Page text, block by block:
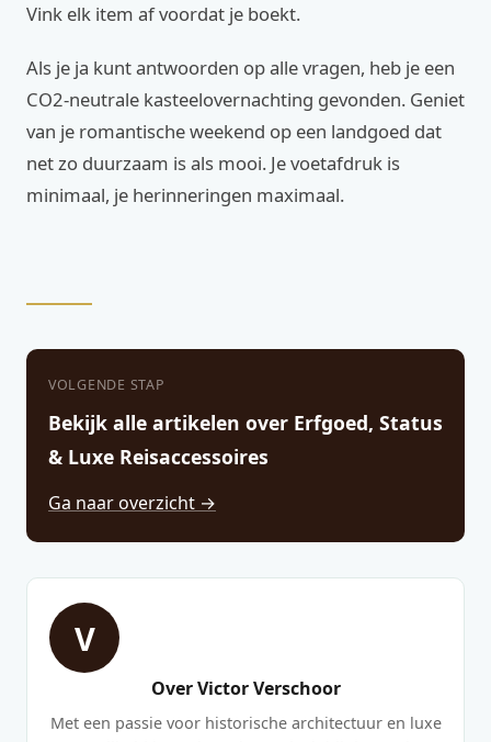
Vink elk item af voordat je boekt.
Als je ja kunt antwoorden op alle vragen, heb je een
CO2-neutrale kasteelovernachting gevonden. Geniet
van je romantische weekend op een landgoed dat
net zo duurzaam is als mooi. Je voetafdruk is
minimaal, je herinneringen maximaal.
VOLGENDE STAP
Bekijk alle artikelen over Erfgoed, Status
& Luxe Reisaccessoires
Ga naar overzicht →
V
Over Victor Verschoor
Met een passie voor historische architectuur en luxe